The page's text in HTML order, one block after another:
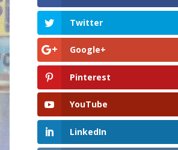
Twitter
Google+
Pinterest
YouTube
LinkedIn